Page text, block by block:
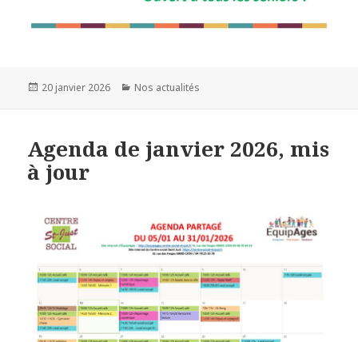
20 janvier 2026 Nos actualités
Agenda de janvier 2026, mis
à jour